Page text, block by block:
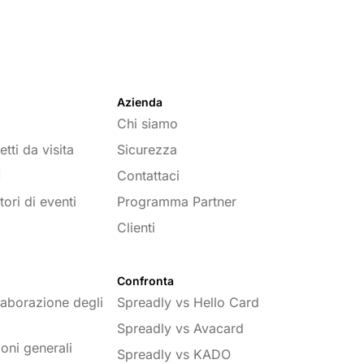
da visita
di eventi
Azienda
Chi siamo
Sicurezza
Contattaci
Programma Partner
Clienti
degli
generali
Confronta
Spreadly vs Hello Card
Spreadly vs Avacard
Spreadly vs KADO